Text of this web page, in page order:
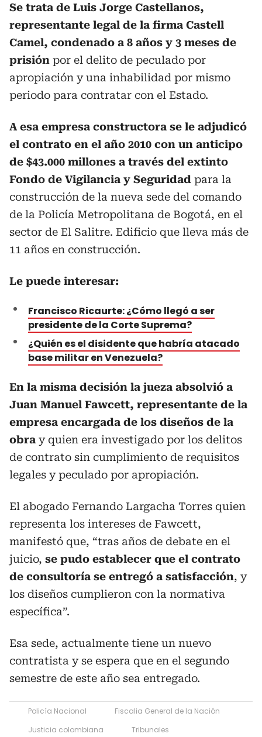
Se trata de Luis Jorge Castellanos,
representante legal de la firma Castell
Camel, condenado a 8 años y 3 meses de
prisión por el delito de peculado por
apropiación y una inhabilidad por mismo
periodo para contratar con el Estado.
A esa empresa constructora se le adjudicó
el contrato en el año 2010 con un anticipo
de $43.000 millones a través del extinto
Fondo de Vigilancia y Seguridad para la
construcción de la nueva sede del comando
de la Policía Metropolitana de Bogotá, en el
sector de El Salitre. Edificio que lleva más de
11 años en construcción.
Le puede interesar:
Francisco Ricaurte: ¿Cómo llegó a ser
presidente de la Corte Suprema?
¿Quién es el disidente que habría atacado
base militar en Venezuela?
En la misma decisión la jueza absolvió a
Juan Manuel Fawcett, representante de la
empresa encargada de los diseños de la
obra y quien era investigado por los delitos
de contrato sin cumplimiento de requisitos
legales y peculado por apropiación.
El abogado Fernando Largacha Torres quien
representa los intereses de Fawcett,
manifestó que, “tras años de debate en el
juicio, se pudo establecer que el contrato
de consultoría se entregó a satisfacción, y
los diseños cumplieron con la normativa
específica”.
Esa sede, actualmente tiene un nuevo
contratista y se espera que en el segundo
semestre de este año sea entregado.
Policía Nacional
Fiscalia General de la Nación
Justicia colombiana
Tribunales